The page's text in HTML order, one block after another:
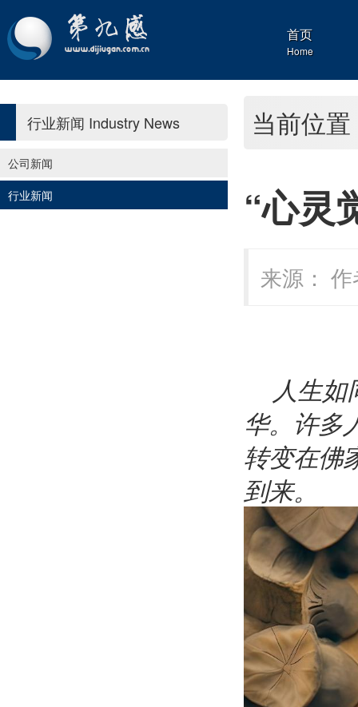
首页
Home
行业新闻 Industry News
公司新闻
行业新闻
当前位
“心灵
来源：
人生如
华。许多
转变在佛
到来。